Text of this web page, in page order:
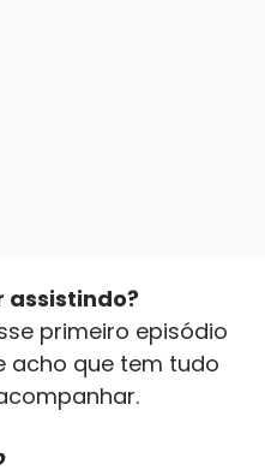
assistindo?
primeiro episódio
acho que tem tudo